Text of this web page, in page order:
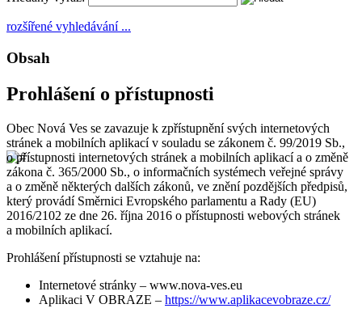
rozšířené vyhledávání ...
Obsah
Prohlášení o přístupnosti
Obec Nová Ves se zavazuje k zpřístupnění svých internetových
stránek a mobilních aplikací v souladu se zákonem č. 99/2019 Sb.,
o přístupnosti internetových stránek a mobilních aplikací a o změně
zákona č. 365/2000 Sb., o informačních systémech veřejné správy
a o změně některých dalších zákonů, ve znění pozdějších předpisů,
který provádí Směrnici Evropského parlamentu a Rady (EU)
2016/2102 ze dne 26. října 2016 o přístupnosti webových stránek
a mobilních aplikací.
Prohlášení přístupnosti se vztahuje na:
Internetové stránky – www.nova-ves.eu
Aplikaci V OBRAZE – https://www.aplikacevobraze.cz/